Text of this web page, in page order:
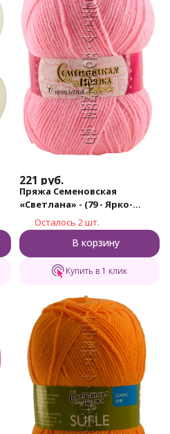
221 руб.
Пряжа Семеновская
«Светлана» - (79 - Ярко-
розовый)
Осталось 2 шт.
В корзину
Купить в 1 клик